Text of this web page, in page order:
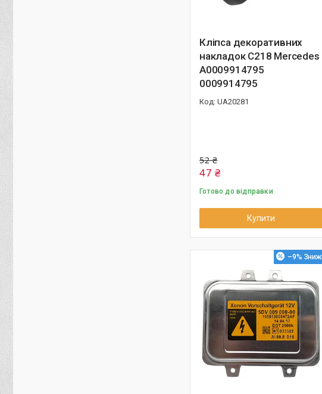
Кліпса декоративних
накладок C218 Mercedes
A0009914795
0009914795
UA20281
52 ₴
47 ₴
Готово до відправки
Купити
–9%